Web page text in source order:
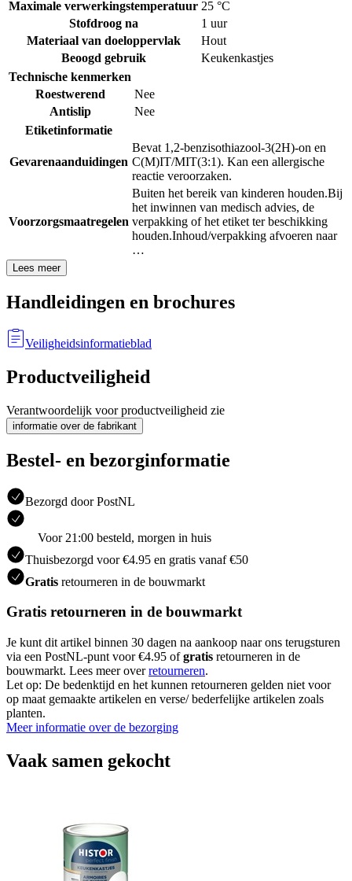
Maximale verwerkingstemperatuur 25 °C
Stofdroog na
1 uur
Materiaal van doeloppervlak
Hout
Beoogd gebruik
Keukenkastjes
Technische kenmerken
Roestwerend
Nee
Antislip
Nee
Etiketinformatie
Gevarenaanduidingen
Bevat 1,2-benzisothiazool-3(2H)-on en
C(M)IT/MIT(3:1). Kan een allergische
reactie veroorzaken.
Voorzorgsmaatregelen
Buiten het bereik van kinderen houden.Bij
het inwinnen van medisch advies, de
verpakking of het etiket ter beschikking
houden.Inhoud/verpakking afvoeren naar
…
Lees meer
Handleidingen en brochures
Veiligheidsinformatieblad
Productveiligheid
Verantwoordelijk voor productveiligheid zie
informatie over de fabrikant
Bestel- en bezorginformatie
Bezorgd door PostNL
Voor 21:00 besteld, morgen in huis
Thuisbezorgd voor €4.95 en gratis vanaf €50
Gratis retourneren in de bouwmarkt
Gratis retourneren in de bouwmarkt
Je kunt dit artikel binnen 30 dagen na aankoop naar ons terugsturen
via een PostNL-punt voor €4.95 ofgratis retourneren in de
bouwmarkt. Lees meer overretourneren.
Let op: De bedenktijd en het kunnen retourneren gelden niet voor
op maat gemaakte artikelen en verse/ bederfelijke artikelen zoals
planten.
Meer informatie over de bezorging
Vaak samen gekocht